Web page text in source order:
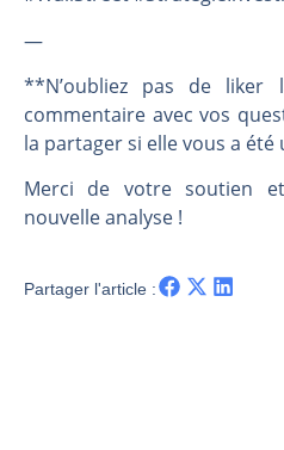
—
**N’oubliez pas de
commentaire avec vos
la partager si elle vous a
Merci de votre soutien
nouvelle analyse !
Partager l'article :